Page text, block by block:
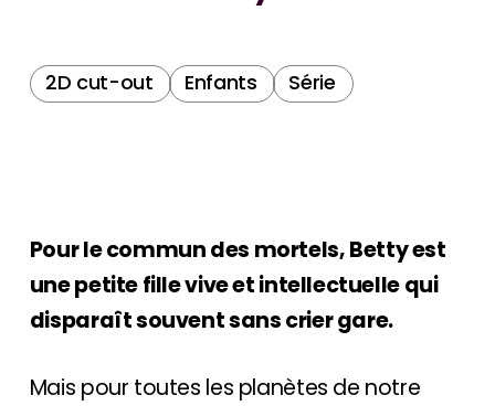
2D cut-out Enfants Série
Pour le commun des mortels, Betty est
une petite fille vive et intellectuelle qui
disparaît souvent sans crier gare.
Mais pour toutes les planètes de notre